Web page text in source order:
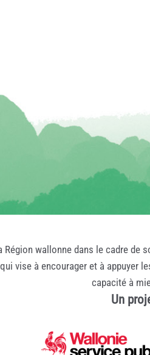
wallonne dans le cadre de
vise à encourager et à
capacité à
Un